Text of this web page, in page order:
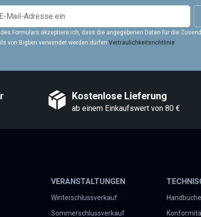
Formulars akzeptiere ich, dass die angegebenen Daten für die
von Bigben verwendet werden dürfen Vertraulichkeitsrichtlinie
Kostenlose Lieferung
ab einem Einkaufswert von 80 €
VERANSTALTUNGEN
Winterschlussverkauf
Sommerschlussverkauf